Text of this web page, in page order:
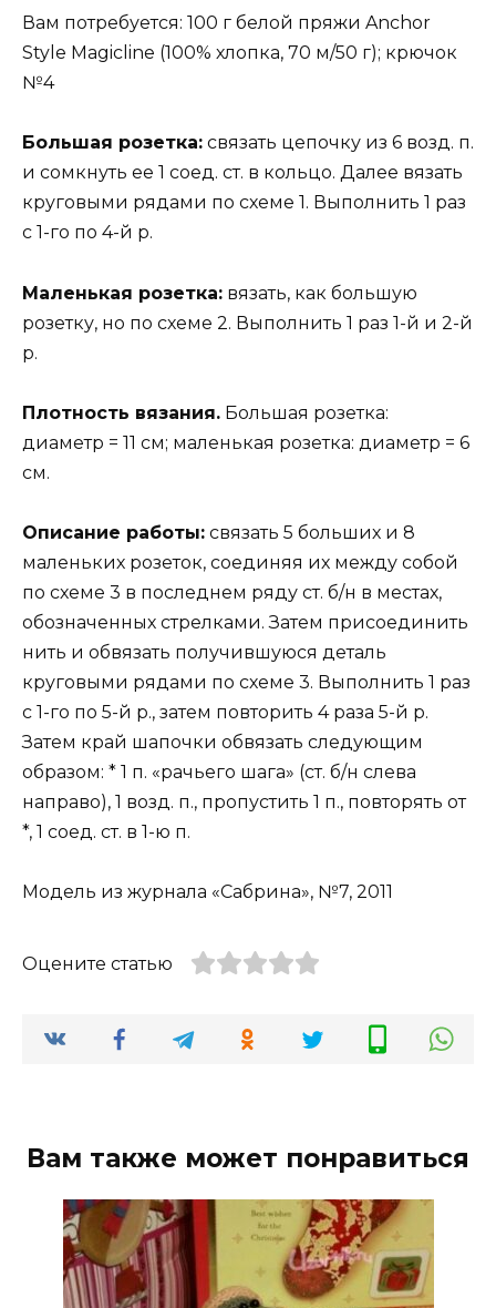
Вам потребуется: 100 г белой пряжи Anchor
Style Magicline (100% хлопка, 70 м/50 г); крючок
№4
Большая розетка: связать цепочку из 6 возд. п.
и сомкнуть ее 1 соед. ст. в кольцо. Далее вязать
круговыми рядами по схеме 1. Выполнить 1 раз
с 1-го по 4-й р.
Маленькая розетка: вязать, как большую
розетку, но по схеме 2. Выполнить 1 раз 1-й и 2-й
р.
Плотность вязания. Большая розетка:
диаметр = 11 см; маленькая розетка: диаметр = 6
см.
Описание работы: связать 5 больших и 8
маленьких розеток, соединяя их между собой
по схеме 3 в последнем ряду ст. б/н в местах,
обозначенных стрелками. Затем присоединить
нить и обвязать получившуюся деталь
круговыми рядами по схеме 3. Выполнить 1 раз
с 1-го по 5-й р., затем повторить 4 раза 5-й р.
Затем край шапочки обвязать следующим
образом: * 1 п. «рачьего шага» (ст. б/н слева
направо), 1 возд. п., пропустить 1 п., повторять от
*, 1 соед. ст. в 1-ю п.
Модель из журнала «Сабрина», №7, 2011
Оцените статью
Вам также может понравиться